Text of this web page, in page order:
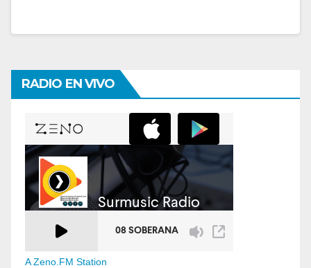
RADIO EN VIVO
A Zeno.FM Station